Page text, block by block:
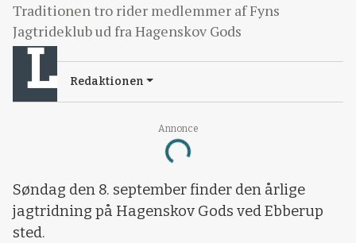
Annonce
Loading...
Traditionen tro rider medlemmer af Fyns
Jagtrideklub ud fra Hagenskov Gods
Redaktionen
Søndag den 8. september finder den årlige
jagtridning på Hagenskov Gods ved Ebberup
sted.